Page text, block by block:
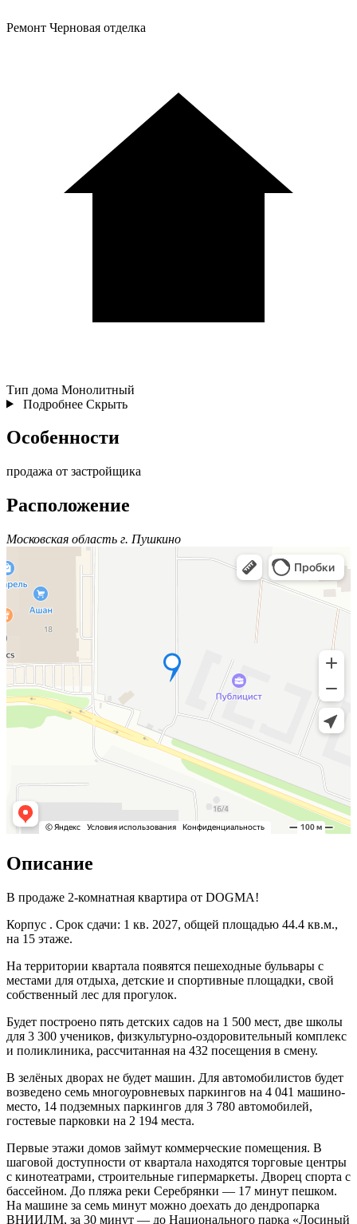
Ремонт Черновая отделка
Тип дома Монолитный
Подробнее Скрыть
Особенности
продажа от застройщика
Расположение
Московская область г. Пушкино
Описание
В продаже 2-комнатная квартира от DOGMA!
Корпус . Срок сдачи: 1 кв. 2027, общей площадью 44.4 кв.м.,
на 15 этаже.
На территории квартала появятся пешеходные бульвары с
местами для отдыха, детские и спортивные площадки, свой
собственный лес для прогулок.
Будет построено пять детских садов на 1 500 мест, две школы
для 3 300 учеников, физкультурно-оздоровительный комплекс
и поликлиника, рассчитанная на 432 посещения в смену.
В зелёных дворах не будет машин. Для автомобилистов будет
возведено семь многоуровневых паркингов на 4 041 машино-
место, 14 подземных паркингов для 3 780 автомобилей,
гостевые парковки на 2 194 места.
Первые этажи домов займут коммерческие помещения. В
шаговой доступности от квартала находятся торговые центры
с кинотеатрами, строительные гипермаркеты. Дворец спорта с
бассейном. До пляжа реки Серебрянки — 17 минут пешком.
На машине за семь минут можно доехать до дендропарка
ВНИИЛМ, за 30 минут — до Национального парка «Лосиный